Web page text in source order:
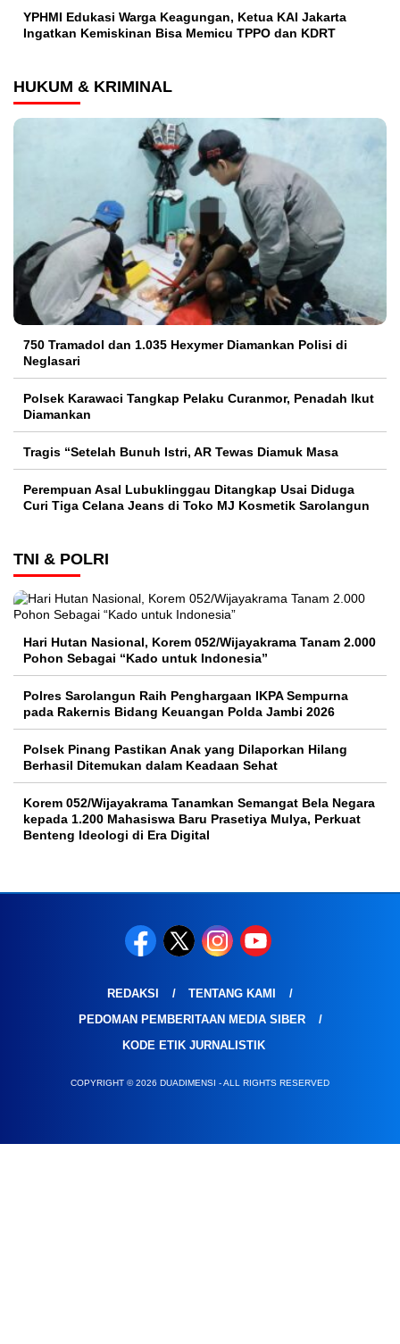
YPHMI Edukasi Warga Keagungan, Ketua KAI Jakarta
Ingatkan Kemiskinan Bisa Memicu TPPO dan KDRT
HUKUM & KRIMINAL
750 Tramadol dan 1.035 Hexymer Diamankan Polisi di
Neglasari
Polsek Karawaci Tangkap Pelaku Curanmor, Penadah Ikut
Diamankan
Tragis “Setelah Bunuh Istri, AR Tewas Diamuk Masa
Perempuan Asal Lubuklinggau Ditangkap Usai Diduga
Curi Tiga Celana Jeans di Toko MJ Kosmetik Sarolangun
TNI & POLRI
Hari Hutan Nasional, Korem 052/Wijayakrama Tanam 2.000
Pohon Sebagai “Kado untuk Indonesia”
Polres Sarolangun Raih Penghargaan IKPA Sempurna
pada Rakernis Bidang Keuangan Polda Jambi 2026
Polsek Pinang Pastikan Anak yang Dilaporkan Hilang
Berhasil Ditemukan dalam Keadaan Sehat
Korem 052/Wijayakrama Tanamkan Semangat Bela Negara
kepada 1.200 Mahasiswa Baru Prasetiya Mulya, Perkuat
Benteng Ideologi di Era Digital
REDAKSI
TENTANG KAMI
PEDOMAN PEMBERITAAN MEDIA SIBER
KODE ETIK JURNALISTIK
COPYRIGHT © 2026 DUADIMENSI - ALL RIGHTS RESERVED